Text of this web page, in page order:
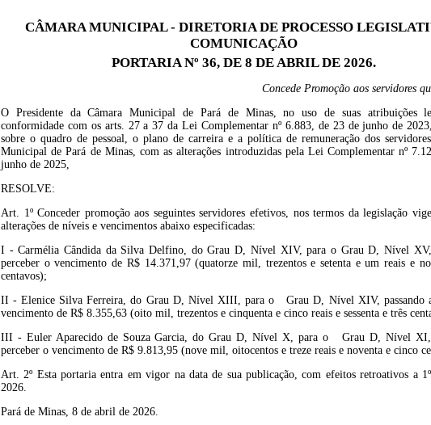
CÂMARA MUNICIPAL - DIRETORIA DE PROCESSO
COMUNICAÇÃO
PORTARIA Nº 36, DE 8 DE ABRIL DE 2026.
Concede Promoção aos servidores
O Presidente da Câmara Municipal de Pará de Minas, no uso de suas atribuições
conformidade com os arts. 27 a 37 da Lei Complementar nº 6.883, de 23 de junho de
sobre o quadro de pessoal, o plano de carreira e a política de remuneração dos
Municipal de Pará de Minas, com as alterações introduzidas pela Lei Complementar nº
junho de 2025,
RESOLVE:
Art. 1º Conceder promoção aos seguintes servidores efetivos, nos termos da legislação
alterações de níveis e vencimentos abaixo especificadas:
I - Carmélia Cândida da Silva Delfino, do Grau D, Nível XIV, para o Grau D, Nível XV,
perceber o vencimento de R$ 14.371,97 (quatorze mil, trezentos e setenta e um reais e
centavos);
II - Elenice Silva Ferreira, do Grau D, Nível XIII, para o Grau D, Nível XIV, passando
vencimento de R$ 8.355,63 (oito mil, trezentos e cinquenta e cinco reais e sessenta e três
III - Euler Aparecido de Souza Garcia, do Grau D, Nível X, para o Grau D, Nível XI,
perceber o vencimento de R$ 9.813,95 (nove mil, oitocentos e treze reais e noventa e cinco
Art. 2º Esta portaria entra em vigor na data de sua publicação, com efeitos retroativos a
2026.
Pará de Minas, 8 de abril de 2026.